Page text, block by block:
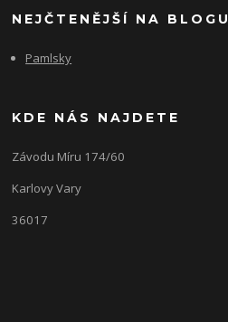
NEJČTENĚJŠÍ NA BLOGU
Pamlsky
KDE NÁS NAJDETE
Závodu Míru 174/60
Karlovy Vary
36017